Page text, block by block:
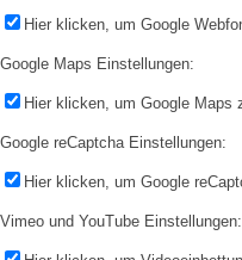
Hier klicken, um Google
Google Maps Einstellungen:
Hier klicken, um Google Maps
Google reCaptcha Einstellungen:
Hier klicken, um Google
Vimeo und YouTube Einstellungen: